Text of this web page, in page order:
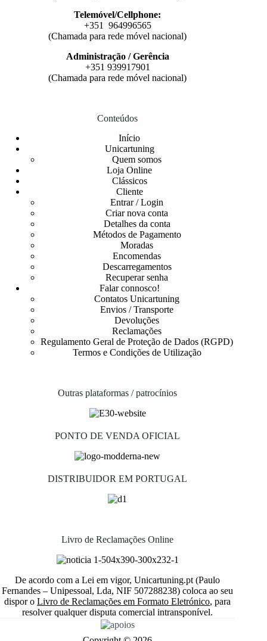
Telemóvel/Cellphone:
+351 964996565
(Chamada para rede móvel nacional)
Administração / Gerência
+351 939917901
(Chamada para rede móvel nacional)
Conteúdos
Início
Unicartuning
Quem somos
Loja Online
Clássicos
Cliente
Entrar / Login
Criar nova conta
Detalhes da conta
Métodos de Pagamento
Moradas
Encomendas
Descarregamentos
Recuperar senha
Falar connosco!
Contatos Unicartuning
Envios / Transporte
Devoluções
Reclamações
Regulamento Geral de Proteção de Dados (RGPD)
Termos e Condições de Utilização
Outras plataformas / patrocínios
PONTO DE VENDA OFICIAL
DISTRIBUIDOR EM PORTUGAL
Livro de Reclamações Online
De acordo com a Lei em vigor, Unicartuning.pt (Paulo
Fernandes – Unipessoal, Lda, NIF 507288238) coloca ao seu
dispor oLivro de Reclamações em Formato Eletrónico, para
resolver qualquer disputa comercial intransponível.